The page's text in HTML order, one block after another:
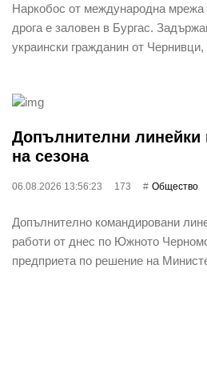
Наркобос от международна мрежа
дрога е заловен в Бургас.
украински гражданин от
Допълнителни линейки
на сезона
06.08.2026 13:56:23 173 Общество
Допълнително командировани
работи от днес по Южното
предприета по решение на